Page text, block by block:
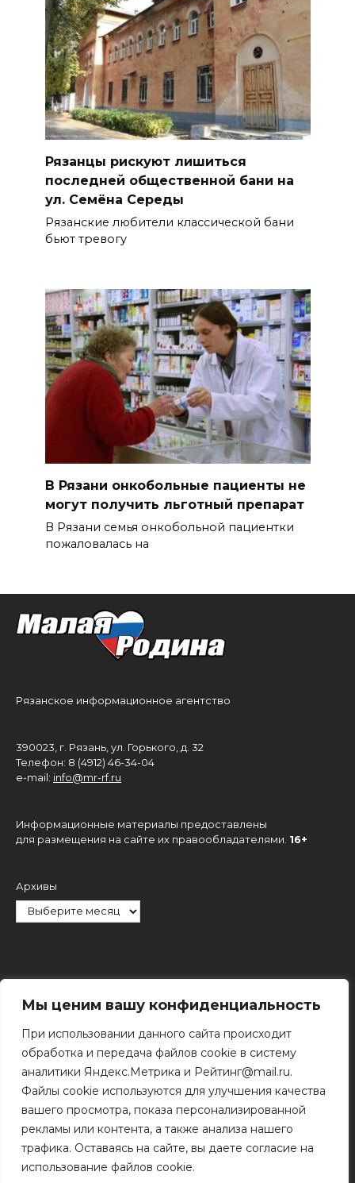
Мы ценим вашу конфиденциальность
При использовании данного сайта происходит
обработка и передача файлов cookie в систему
аналитики Яндекс.Метрика и Рейтинг@mail.ru.
Файлы cookie используются для улучшения качества
вашего просмотра, показа персонализированной
рекламы или контента, а также анализа нашего
трафика. Оставаясь на сайте, вы даете согласие на
использование файлов cookie.
Рязанцы рискуют лишиться
последней общественной бани на
ул. Семёна Середы
Рязанские любители классической бани
бьют тревогу
В Рязани онкобольные пациенты не
могут получить льготный препарат
В Рязани семья онкобольной пациентки
пожаловалась на
Рязанское информационное агентство
390023, г. Рязань, ул. Горького, д. 32
Телефон: 8 (4912) 46-34-04
e-mail: info@mr-rf.ru
Информационные материалы предоставлены
для размещения на сайте их правообладателями. 16+
Архивы
Поиск